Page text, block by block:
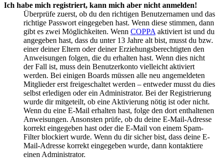
Ich habe mich registriert, kann mich aber nicht anmelden!
Überprüfe zuerst, ob du den richtigen Benutzernamen und das
richtige Passwort eingegeben hast. Wenn diese stimmen, dann
gibt es zwei Möglichkeiten. Wenn COPPA aktiviert ist und du
angegeben hast, dass du unter 13 Jahre alt bist, musst du bzw.
einer deiner Eltern oder deiner Erziehungsberechtigten den
Anweisungen folgen, die du erhalten hast. Wenn dies nicht
der Fall ist, muss dein Benutzerkonto vielleicht aktiviert
werden. Bei einigen Boards müssen alle neu angemeldeten
Mitglieder erst freigeschaltet werden – entweder musst du dies
selbst erledigen oder ein Administrator. Bei der Registrierung
wurde dir mitgeteilt, ob eine Aktivierung nötig ist oder nicht.
Wenn du eine E-Mail erhalten hast, folge den dort enthaltenen
Anweisungen. Ansonsten prüfe, ob du deine E-Mail-Adresse
korrekt eingegeben hast oder die E-Mail von einem Spam-
Filter blockiert wurde. Wenn du dir sicher bist, dass deine E-
Mail-Adresse korrekt eingegeben wurde, dann kontaktiere
einen Administrator.